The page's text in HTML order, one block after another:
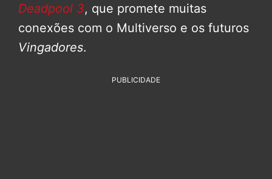
Deadpool 3, que promete muitas
conexões com o Multiverso e os futuros
Vingadores.
PUBLICIDADE